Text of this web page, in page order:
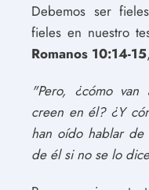
Debemos ser
fieles en nuestro
Romanos 10:14-15,
"Pero, ¿cómo
creen en él? ¿Y
han oído hablar
de él si no se lo